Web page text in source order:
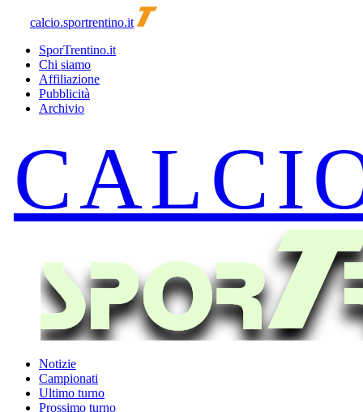
calcio.sportrentino.it
SporTrentino.it
Chi siamo
Affiliazione
Pubblicità
Archivio
Notizie
Campionati
Ultimo turno
Prossimo turno